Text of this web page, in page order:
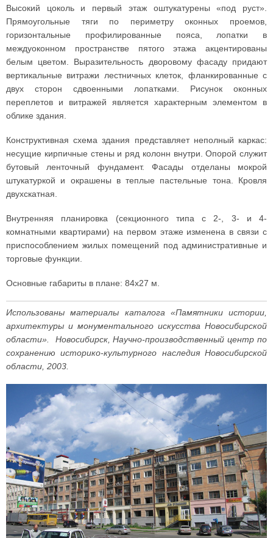
Высокий цоколь и первый этаж оштукатурены «под руст».
Прямоугольные тяги по периметру оконных проемов,
горизонтальные профилированные пояса, лопатки в
междуоконном пространстве пятого этажа акцентированы
белым цветом. Выразительность дворовому фасаду придают
вертикальные витражи лестничных клеток, фланкированные с
двух сторон сдвоенными лопатками. Рисунок оконных
переплетов и витражей является характерным элементом в
облике здания.
Конструктивная схема здания представляет неполный каркас:
несущие кирпичные стены и ряд колонн внутри. Опорой служит
бутовый ленточный фундамент. Фасады отделаны мокрой
штукатуркой и окрашены в теплые пастельные тона. Кровля
двухскатная.
Внутренняя планировка (секционного типа с 2-, 3- и 4-
комнатными квартирами) на первом этаже изменена в связи с
приспособлением жилых помещений под административные и
торговые функции.
Основные габариты в плане: 84x27 м.
Использованы материалы каталога «Памятники истории,
архитектуры и монументального искусства Новосибирской
области». Новосибирск, Научно-производственный центр по
сохранению историко-культурного наследия Новосибирской
области, 2003.